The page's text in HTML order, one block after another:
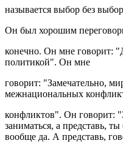
называется выбор без
Он был хорошим
конечно. Он мне говорит:
политикой". Он мне
говорит: "Замечательно,
межнациональных
конфликтов". Он говорит:
заниматься, а представь,
вообще да. А представь,